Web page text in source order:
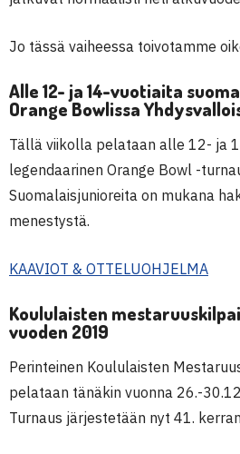
Jo tässä vaiheessa toivotamme
Alle 12- ja 14-vuotiaita
Orange Bowlissa
Tällä viikolla pelataan alle 12- ja
legendaarinen Orange Bowl -
Suomalaisjunioreita on mukana
menestystä.
KAAVIOT & OTTELUOHJELMA
Koululaisten
vuoden 2019
Perinteinen Koululaisten
pelataan tänäkin vuonna 26.-
Turnaus järjestetään nyt 41.